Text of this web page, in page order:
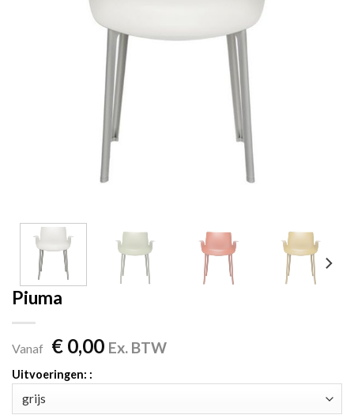
Piuma
Vanaf €0,00 Ex. BTW
Uitvoeringen: :